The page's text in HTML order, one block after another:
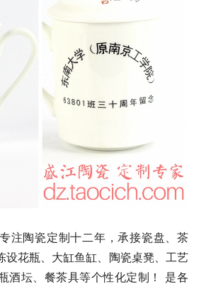
注陶瓷定制十二年，承接瓷盘、茶
设花瓶、大缸鱼缸、陶瓷桌凳、工艺
酒坛、餐茶具等个性化定制！ 是各